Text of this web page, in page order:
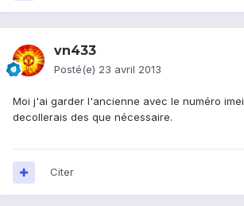
vn433
Posté(e) 23 avril 2013
Moi j'ai garder l'ancienne avec le numéro
decollerais des que nécessaire.
Citer